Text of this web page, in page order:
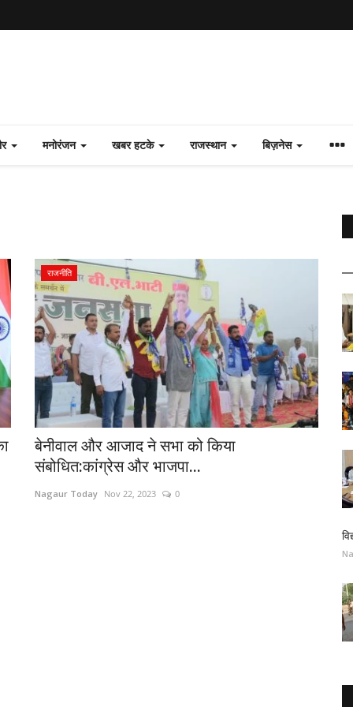
मनोरंजन खबर हटके राजस्थान बिज़नेस
राजनीति
बेनीवाल और आजाद ने सभा को किया
संबोधित:कांग्रेस और भाजपा...
Nagaur Today Nov 22, 2023 0